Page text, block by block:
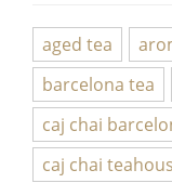
aged tea
barcelona tea
caj chai
caj chai